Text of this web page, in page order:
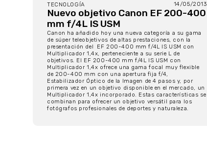
TECNOLOGÍA 14/05/2013
Nuevo objetivo Canon EF 200-400
mm f/4L IS USM
Canon ha añadido hoy una nueva categoría a su gama
de súper teleobjetivos de altas prestaciones, con la
presentación del EF 200-400 mm f/4L IS USM con
Multiplicador 1,4x, perteneciente a su serie L de
objetivos. El EF 200-400 mm f/4L IS USM con
Multiplicador 1,4x ofrece una gama focal muy flexible
de 200-400 mm con una apertura fija f/4,
Estabilizador Óptico de la Imagen de 4 pasos y, por
primera vez en un objetivo disponible en el mercado, un
Multiplicador 1,4x incorporado. Estas características se
combinan para ofrecer un objetivo versátil para los
fotógrafos profesionales de deportes y naturaleza.